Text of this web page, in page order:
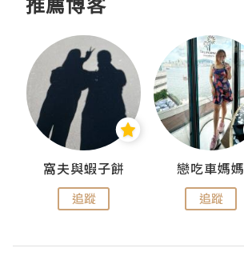
窩夫與蝦子餅
追蹤
戀吃車媽媽
追蹤